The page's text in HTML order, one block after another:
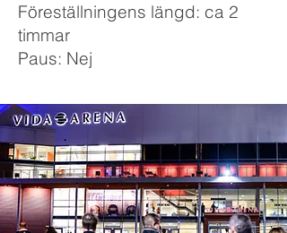
Föreställningens längd: ca 2
timmar
Paus: Nej